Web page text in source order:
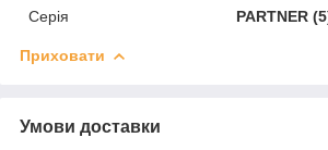
Серія
PARTNER
Приховати
Умови доставки